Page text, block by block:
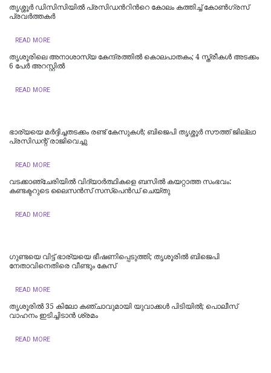
തൃശ്ശൂർ ഡിസിസിയിൽ പ്രസിഡന്‍റിന്‍റെ കോലം കത്തിച്ച് കോൺഗ്രസ്
പ്രവർത്തകർ
READ MORE
തൃശൂരിലെ അനാശാസ്യ കേന്ദ്രത്തില്‍ കൊലപാതകം; 4 സ്ത്രീകള്‍ അടക്കം
6 പേര്‍ അറസ്റ്റില്‍
READ MORE
ഭാര്യയെ മര്‍ദ്ദിച്ചതടക്കം രണ്ട് കേസുകള്‍; ബിജെപി തൃശ്ശൂര്‍ സൗത്ത് ജില്ലാ
പ്രസിഡന്റ് രാജിവെച്ചു
READ MORE
വടക്കാഞ്ചേരിയില്‍ വിദ്യാര്‍ത്ഥികളെ ബസില്‍ കയറ്റാത്ത സംഭവം:
കണ്ടക്ടറുടെ ലൈസന്‍സ് സസ്‌പെന്‍ഡ് ചെയ്തു
READ MORE
ഗുണ്ടയെ വിട്ട് ഭാര്യയെ ഭീഷണിപ്പെടുത്തി; തൃശൂരില്‍ ബിജെപി
നേതാവിനെതിരെ വീണ്ടും കേസ്
READ MORE
തൃശൂരിൽ 35 കിലോ കഞ്ചാവുമായി യുവാക്കൾ പിടിയിൽ; പൊലീസ്
വാഹനം ഇടിച്ചിടാൻ ശ്രമം
READ MORE